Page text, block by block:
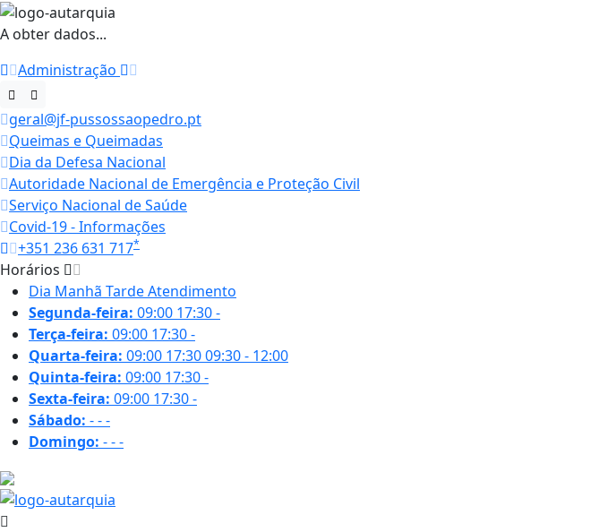
A obter dados...
Administração
geral@jf-pussossaopedro.pt
Queimas e Queimadas
Dia da Defesa Nacional
Autoridade Nacional de Emergência e Proteção Civil
Serviço Nacional de Saúde
Covid-19 - Informações
+351 236 631 717*
Horários
Dia Manhã TardeAtendimento
Segunda-feira: 09:00 17:30-
Terça-feira: 09:00 17:30-
Quarta-feira: 09:00 17:3009:30 - 12:00
Quinta-feira: 09:00 17:30-
Sexta-feira: 09:00 17:30-
Sábado: ---
Domingo: ---